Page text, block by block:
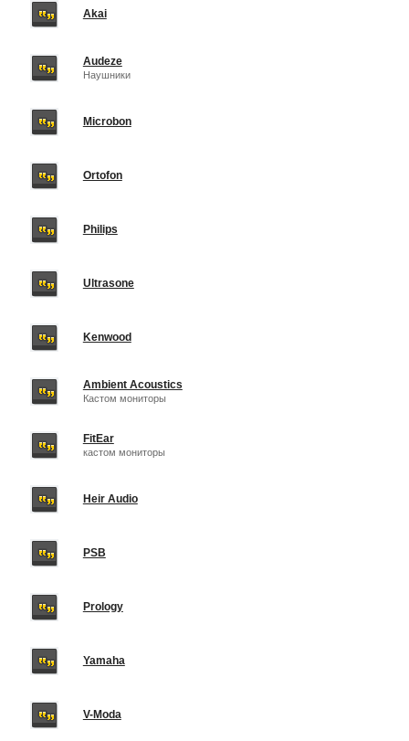
Akai
Audeze
Наушники
Microbon
Ortofon
Philips
Ultrasone
Kenwood
Ambient Acoustics
Кастом мониторы
FitEar
кастом мониторы
Heir Audio
PSB
Prology
Yamaha
V-Moda